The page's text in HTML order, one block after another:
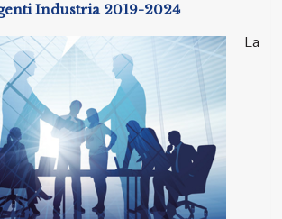
Industria 2019-2024
La